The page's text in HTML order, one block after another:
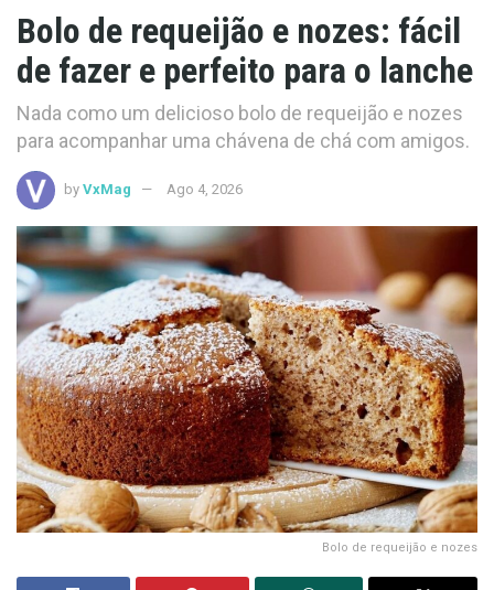
Bolo de requeijão e nozes: fácil
de fazer e perfeito para o lanche
Nada como um delicioso bolo de requeijão e nozes
para acompanhar uma chávena de chá com amigos.
by VxMag Ago 4, 2026
Bolo de requeijão e nozes